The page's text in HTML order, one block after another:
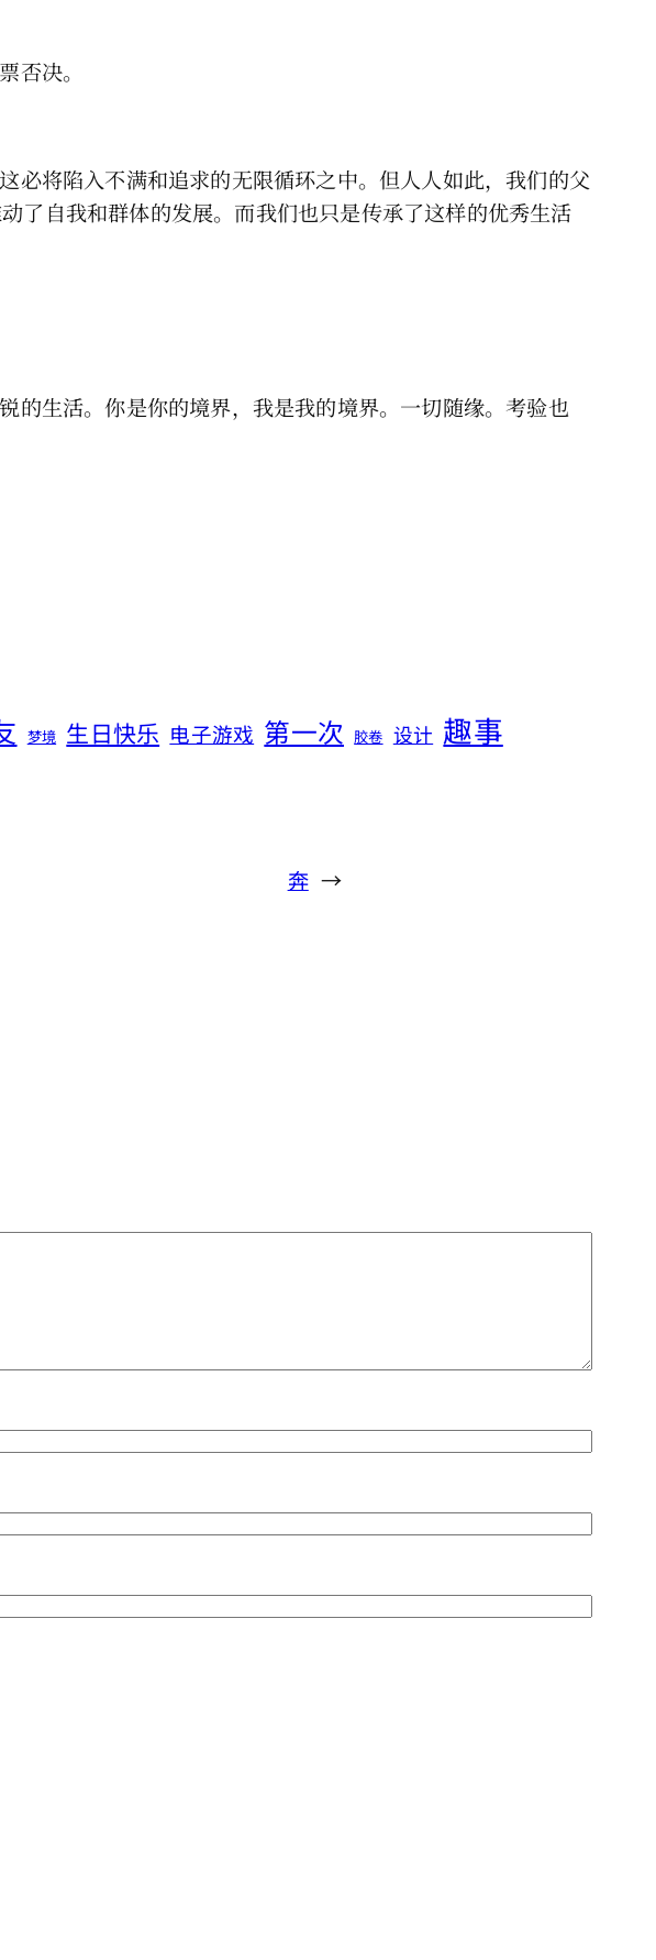
否决。
必将陷入不满和追求的无限循环之中。但人人如此，我们的父
了自我和群体的发展。而我们也只是传承了这样的优秀生活
生活。你是你的境界，我是我的境界。一切随缘。考验也
梦境 生日快乐 电子游戏 第一次 胶卷 设计 趣事
奔 →